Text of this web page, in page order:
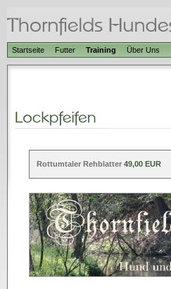
Startseite Futter Training Über Uns
Rottumtaler Rehblatter 49,00 EUR